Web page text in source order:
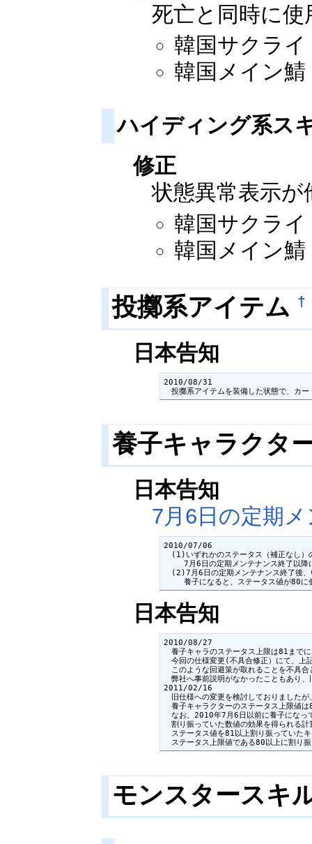
死亡と同時に
韓国サクライ
韓国メイン鯖
ハイディング系ス
修正
状態異常表示
韓国サクライ
韓国メイン鯖
投擲系アイテム †
日本告知
2010/08/31
投擲系アイテムを装備した状態で、カー
養子キャラクタ
日本告知
7月6日の定期
2010/07/06
(1)いずれかのステータス（補正なし）
7月6日の定期メンテナンス終了以降に
(2)7月6日の定期メンテナンス終了後、
養子になると、ステータス値が80に
日本告知
2010/08/27
養子キャラのステータス上限は81まで
今回の仕様変更(不具合修正）にて、上
このような回避策が取れることを不具合
弊社へ事前説明がなかったこともあり、
2011/02/16
旧仕様への変更を検討しておりましたが
養子キャラクターのステータス上限値
なお、2010年7月6日以前に養子になっ
割り振っていた数値の効果を得られる計
ステータス値を81以上割り振っていた
ステータス上限値である80以上に割り
モンスタースキ